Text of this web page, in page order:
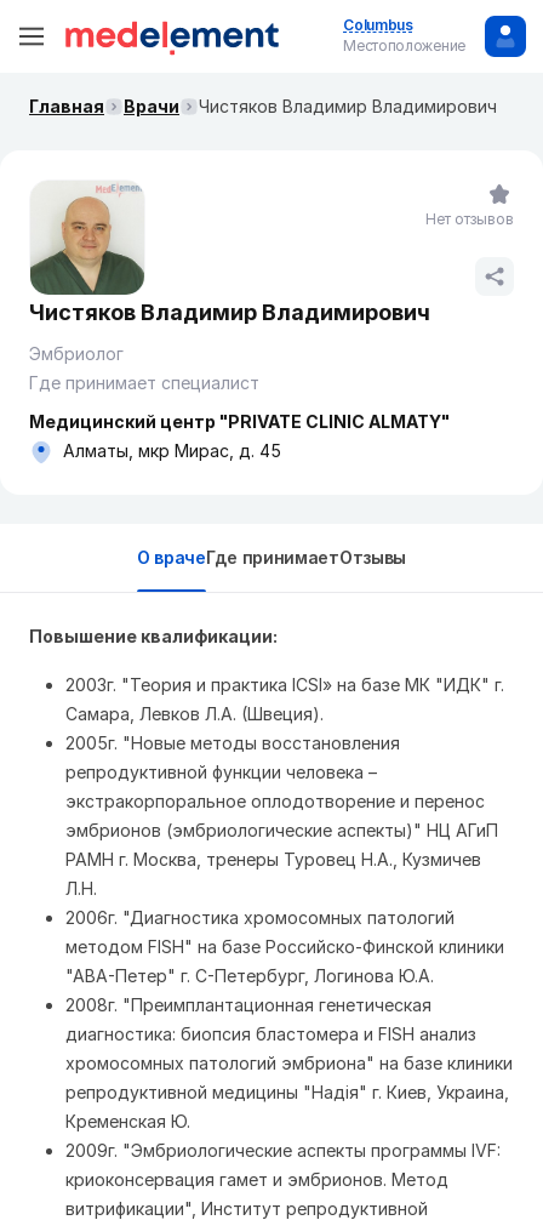
Columbus
Местоположение
Главная Врачи Чистяков Владимир Владимирович
Чистяков Владимир Владимирович
Эмбриолог
Где принимает специалист
Медицинский центр "PRIVATE CLINIC ALMATY"
Алматы, мкр Мирас, д. 45
Нет отзывов
О врачеГде принимаетОтзывы
Повышение квалификации:
2003г. "Теория и практика ICSI» на базе МК "ИДК" г.
Самара, Левков Л.А. (Швеция).
2005г. "Новые методы восстановления
репродуктивной функции человека –
экстракорпоральное оплодотворение и перенос
эмбрионов (эмбриологические аспекты)" НЦ АГиП
РАМН г. Москва, тренеры Туровец Н.А., Кузмичев
Л.Н.
2006г. "Диагностика хромосомных патологий
методом FISH" на базе Российско-Финской клиники
"АВА-Петер" г. С-Петербург, Логинова Ю.А.
2008г. "Преимплантационная генетическая
диагностика: биопсия бластомера и FISH анализ
хромосомных патологий эмбриона" на базе клиники
репродуктивной медицины "Надiя" г. Киев, Украина,
Кременская Ю.
2009г. "Эмбриологические аспекты программы IVF:
криоконсервация гамет и эмбрионов. Метод
витрификации", Институт репродуктивной